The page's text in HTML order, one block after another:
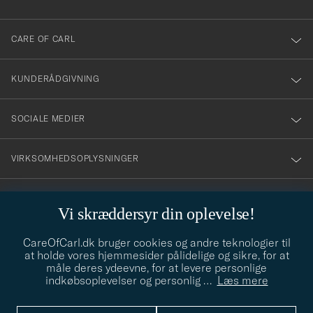
Vi skræddersyr din oplevelse!
CareOfCarl.dk bruger cookies og andre teknologier til
at holde vores hjemmesider pålidelige og sikre, for at
måle deres ydeevne, for at levere personlige
indkøbsoplevelser og personlig … Læs mere
dig
till
vårt
nyhetsbrev!
CARE OF CARL
KUNDERÅDGIVNING
SOCIALE MEDIER
VIRKSOMHEDSOPLYSNINGER
info@careofcarl.dk
Behøver du hjælp til at finde din stil? Lad os hjælpe dig, vi hjælper
gerne til!
STILRÅD